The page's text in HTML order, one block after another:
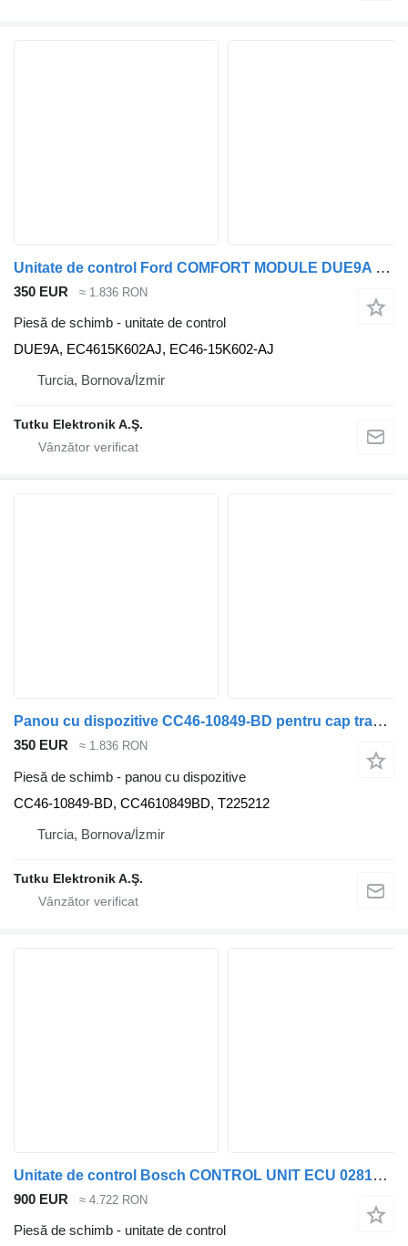
Unitate de control Ford COMFORT MODULE DUE9A pentru cap tractor Ford CARGO
350 EUR ≈ 1.836 RON
Piesă de schimb - unitate de control
DUE9A, EC4615K602AJ, EC46-15K602-AJ
Turcia, Bornova/İzmir
Tutku Elektronik A.Ş.
Panou cu dispozitive CC46-10849-BD pentru cap tractor Ford CARGO (2003)
350 EUR ≈ 1.836 RON
Piesă de schimb - panou cu dispozitive
CC46-10849-BD, CC4610849BD, T225212
Turcia, Bornova/İzmir
Tutku Elektronik A.Ş.
Unitate de control Bosch CONTROL UNIT ECU 0281020100 6C46 12A650AA pentru cap tractor Ford CARGO
900 EUR ≈ 4.722 RON
Piesă de schimb - unitate de control